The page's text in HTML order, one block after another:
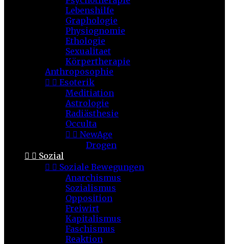
Lebenshilfe
Graphologie
Physiognomie
Ethologie
Sexualitaet
Körpertherapie
Anthroposophie
  Esoterik
Meditiation
Astrologie
Radiästhesie
Occulta
  NewAge
Drogen
  Sozial
  Soziale Bewegungen
Anarchismus
Sozialismus
Opposition
Freiwirt
Kapitalismus
Faschismus
Reaktion